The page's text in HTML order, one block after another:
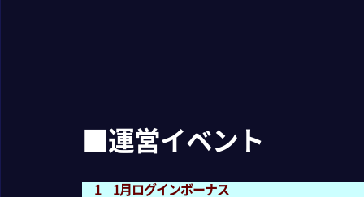
■運営イベント
1 1月ログインボーナス